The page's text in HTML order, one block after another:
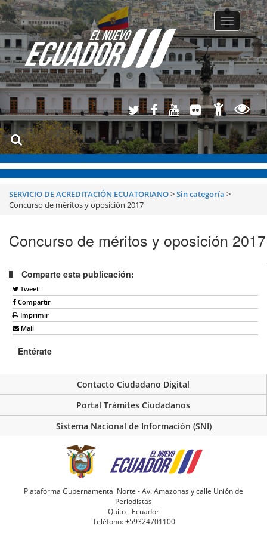
Toggle
SERVICIO DE ACREDITACIÓN ECUATORIANO>Sin categoría >
Concurso de méritos y oposición 2017
Concurso de méritos y oposición 2017
Comparte esta publicación:
Tweet
Compartir
Imprimir
Mail
Entérate
Contacto Ciudadano Digital
Portal Trámites Ciudadanos
Sistema Nacional de Información (SNI)
Plataforma Gubernamental Norte - Av. Amazonas y calle Unión de
Periodistas
Quito - Ecuador
Teléfono: +59324701100